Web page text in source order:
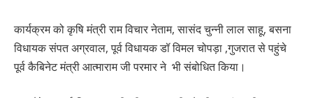
कार्यक्रम को कृषि मंत्री राम विचार नेताम, सासंद चुन्नी लाल साहू, बसना
विधायक संपत अग्रवाल, पूर्व विधायक डॉ विमल चोपड़ा ,गुजरात से पहुंचे
पूर्व कैबिनेट मंत्री आत्माराम जी परमार ने भी संबोधित किया।